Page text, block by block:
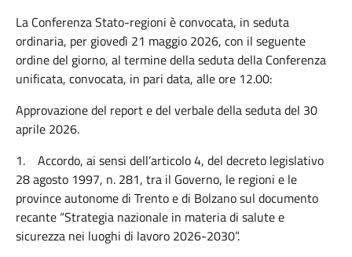
La Conferenza Stato-regioni è convocata, in seduta
ordinaria, per giovedì 21 maggio 2026, con il seguente
ordine del giorno, al termine della seduta della Conferenza
unificata, convocata, in pari data, alle ore 12.00:
Approvazione del report e del verbale della seduta del 30
aprile 2026.
1. Accordo, ai sensi dell’articolo 4, del decreto legislativo
28 agosto 1997, n. 281, tra il Governo, le regioni e le
province autonome di Trento e di Bolzano sul documento
recante “Strategia nazionale in materia di salute e
sicurezza nei luoghi di lavoro 2026-2030”.